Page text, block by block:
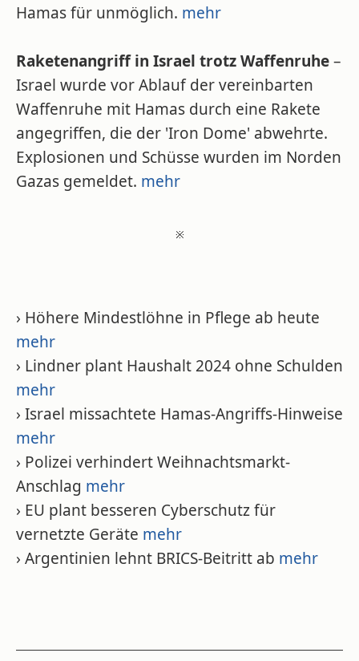
Hamas für unmöglich. mehr
Raketenangriff in Israel trotz Waffenruhe–
Israel wurde vor Ablauf der vereinbarten
Waffenruhe mit Hamas durch eine Rakete
angegriffen, die der 'Iron Dome' abwehrte.
Explosionen und Schüsse wurden im Norden
Gazas gemeldet. mehr
※
› Höhere Mindestlöhne in Pflege ab heute
mehr
› Lindner plant Haushalt 2024 ohne Schulden
mehr
› Israel missachtete Hamas-Angriffs-Hinweise
mehr
› Polizei verhindert Weihnachtsmarkt-
Anschlag mehr
› EU plant besseren Cyberschutz für
vernetzte Geräte mehr
› Argentinien lehnt BRICS-Beitritt ab mehr